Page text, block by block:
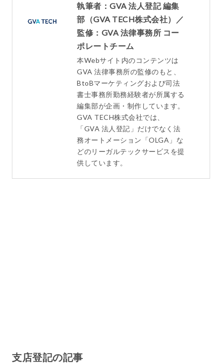
執筆者：GVA 法人登記 編集
部（GVA TECH株式会社）／
監修：GVA 法律事務所 コー
ポレートチーム
本Webサイト内のコンテンツは
GVA 法律事務所の監修のもと、
BtoBマーケティングおよび司法
書士事務所勤務経験者が所属する
編集部が企画・制作しています。
GVA TECH株式会社では、
「GVA 法人登記」だけでなく法
務オートメーション「OLGA」な
どのリーガルテックサービスを提
供しています。
支店登記の記事